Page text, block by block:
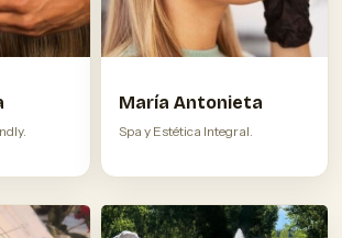
María Antonieta
Spa y Estética Integral.